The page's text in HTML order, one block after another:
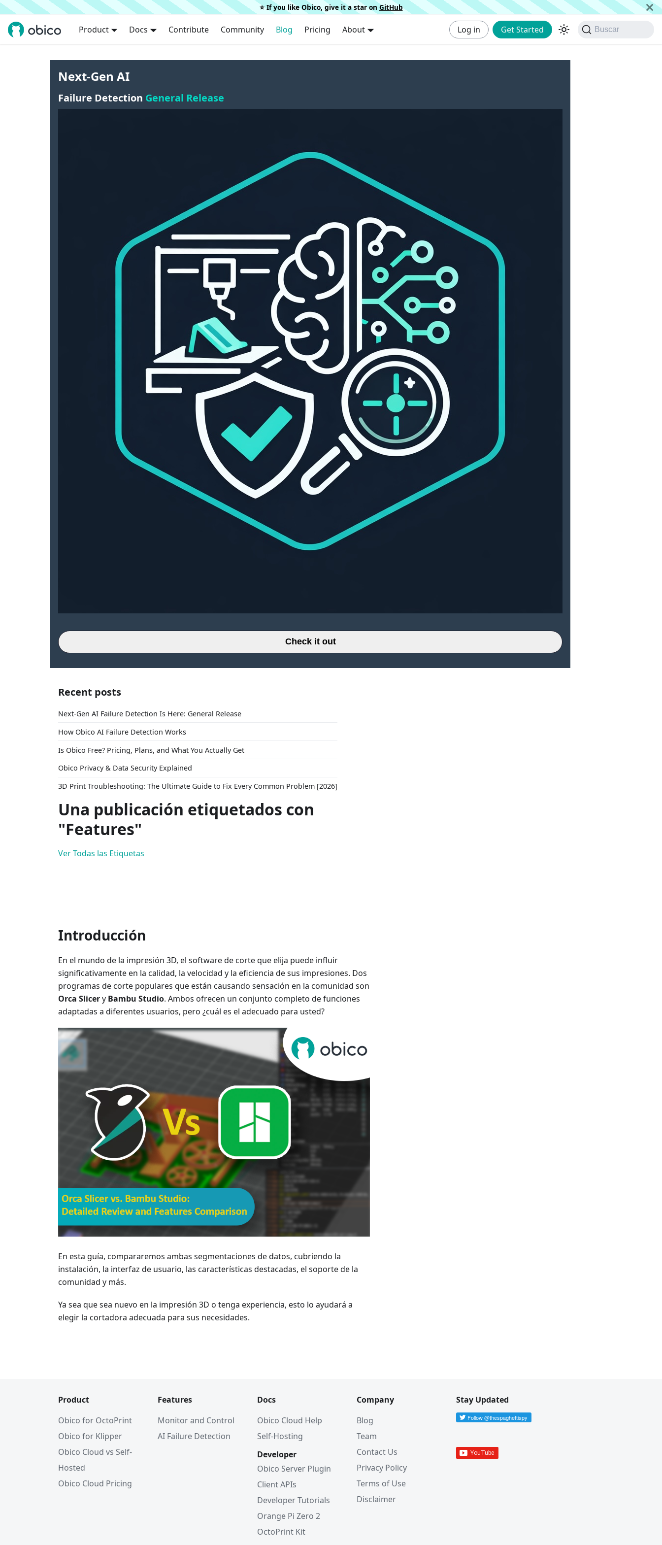
⭐️ If you like Obico, give it a star on GitHub
Product Docs Contribute Community Blog Pricing About Log in Get Started Buscar
Next-Gen AI
Failure Detection General Release
Check it out
Recent posts
Next-Gen AI Failure Detection Is Here: General Release
How Obico AI Failure Detection Works
Is Obico Free? Pricing, Plans, and What You Actually Get
Obico Privacy & Data Security Explained
3D Print Troubleshooting: The Ultimate Guide to Fix Every Common Problem [2026]
Una publicación etiquetados con
"Features"
Ver Todas las Etiquetas
Introducción
En el mundo de la impresión 3D, el software de corte que elija puede influir
significativamente en la calidad, la velocidad y la eficiencia de sus impresiones. Dos
programas de corte populares que están causando sensación en la comunidad son
Orca Slicery Bambu Studio. Ambos ofrecen un conjunto completo de funciones
adaptadas a diferentes usuarios, pero ¿cuál es el adecuado para usted?
En esta guía, compararemos ambas segmentaciones de datos, cubriendo la
instalación, la interfaz de usuario, las características destacadas, el soporte de la
comunidad y más.
Ya sea que sea nuevo en la impresión 3D o tenga experiencia, esto lo ayudará a
elegir la cortadora adecuada para sus necesidades.
Product
Obico for OctoPrint
Obico for Klipper
Obico Cloud vs Self-
Hosted
Obico Cloud Pricing
Features
Monitor and Control
AI Failure Detection
Docs
Obico Cloud Help
Self-Hosting
Developer
Obico Server Plugin
Client APIs
Developer Tutorials
Orange Pi Zero 2
OctoPrint Kit
Company
Blog
Team
Contact Us
Privacy Policy
Terms of Use
Disclaimer
Stay Updated